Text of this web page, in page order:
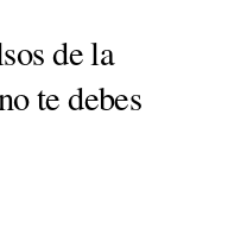
de la
te debes